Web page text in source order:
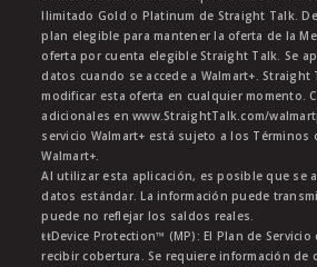
Ilimitado Gold o Platinum de Straight Talk.
plan elegible para mantener la oferta de la
oferta por cuenta elegible Straight Talk. Se
datos cuando se accede a Walmart+. Straight
modificar esta oferta en cualquier momento.
adicionales en www.StraightTalk.com/
servicio Walmart+ está sujeto a los Términos
Walmart+.
Al utilizar esta aplicación, es posible que se
datos estándar. La información puede
puede no reflejar los saldos reales.
ŧŧDevice Protection™ (MP): El Plan de
recibir cobertura. Se requiere información de